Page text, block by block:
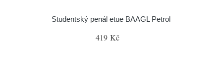
Studentský penál etue BAAGL Petrol
419 Kč